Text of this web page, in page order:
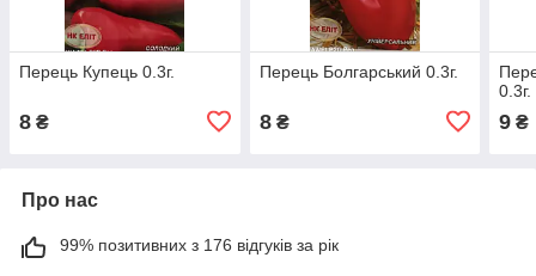
Перець Купець 0.3г.
8 ₴
Перець Болгарський 0.3г.
8₴
0.3г.
9 ₴
Про нас
99% позитивних з 176 відгуків за рік